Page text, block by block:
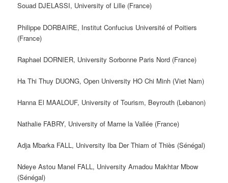
Souad DJELASSI, University of Lille (France)
Philippe DORBAIRE, Institut Confucius Université of Poitiers
(France)
Raphael DORNIER, University Sorbonne Paris Nord (France)
Ha Thi Thuy DUONG, Open University HO Chi Minh (Viet Nam)
Hanna El MAALOUF, University of Tourism, Beyrouth (Lebanon)
Nathalie FABRY, University of Marne la Vallée (France)
Adja Mbarka FALL, University Iba Der Thiam of Thiès (Sénégal)
Ndeye Astou Manel FALL, University Amadou Makhtar Mbow
(Sénégal)